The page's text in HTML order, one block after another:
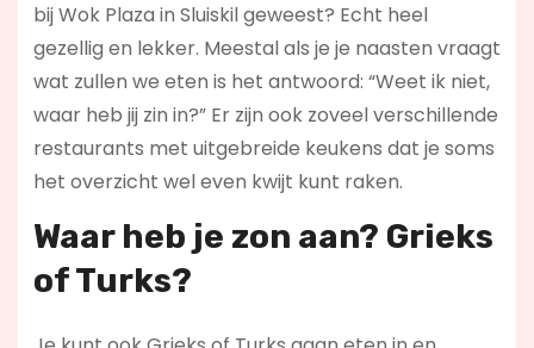
bij Wok Plaza in Sluiskil geweest? Echt heel
gezellig en lekker. Meestal als je je naasten vraagt
wat zullen we eten is het antwoord: “Weet ik niet,
waar heb jij zin in?” Er zijn ook zoveel verschillende
restaurants met uitgebreide keukens dat je soms
het overzicht wel even kwijt kunt raken.
Waar heb je zon aan? Grieks
of Turks?